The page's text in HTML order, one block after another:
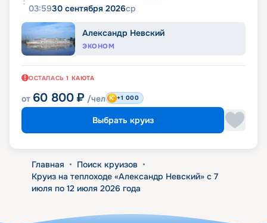
03:5930 сентября 2026ср
Александр Невский
ЭКОНОМ
ОСТАЛАСЬ 1 КАЮТА
от 60 800 ₽ /чел +1 000
Выбрать круиз
Главная • Поиск круизов •
Круиз на теплоходе «Александр Невский» с 7
июля по 12 июля 2026 года